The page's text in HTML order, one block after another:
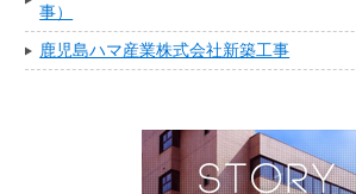
事）
鹿児島ハマ産業株式会社新築工事